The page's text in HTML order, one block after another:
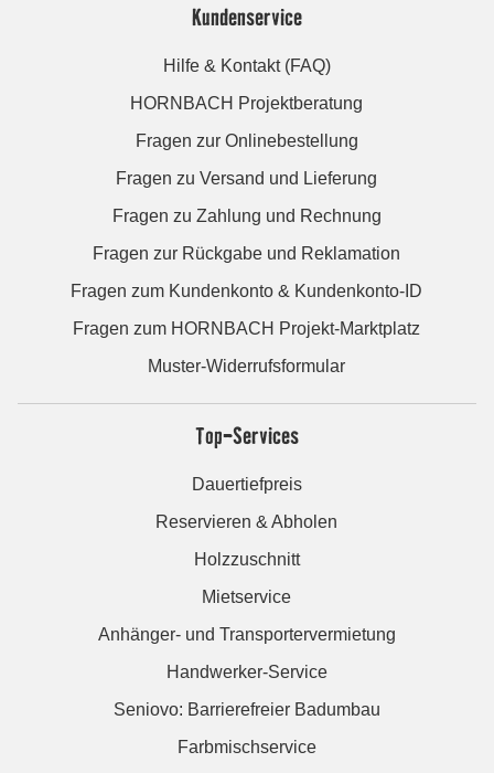
Kundenservice
Hilfe & Kontakt (FAQ)
HORNBACH Projektberatung
Fragen zur Onlinebestellung
Fragen zu Versand und Lieferung
Fragen zu Zahlung und Rechnung
Fragen zur Rückgabe und Reklamation
Fragen zum Kundenkonto & Kundenkonto-ID
Fragen zum HORNBACH Projekt-Marktplatz
Muster-Widerrufsformular
Top-Services
Dauertiefpreis
Reservieren & Abholen
Holzzuschnitt
Mietservice
Anhänger- und Transportervermietung
Handwerker-Service
Seniovo: Barrierefreier Badumbau
Farbmischservice